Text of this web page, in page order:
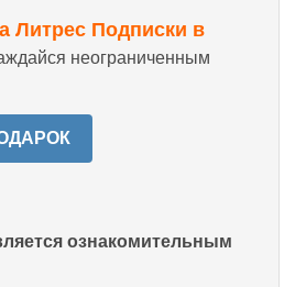
Литрес Подписки в
неограниченным
ознакомительным